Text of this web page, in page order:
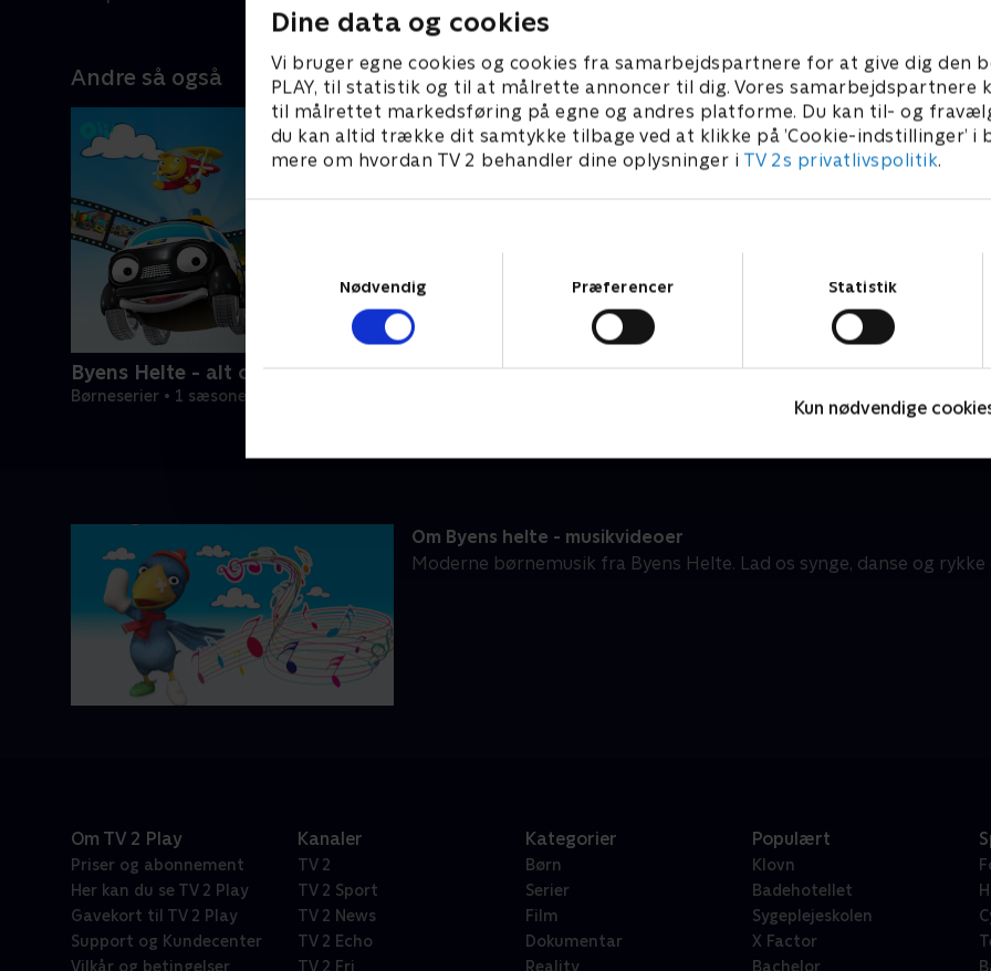
Dine data og cookies
Vi bruger egne cookies og cookies fra samarbejdspartnere for at give dig den
PLAY, til statistik og til at målrette annoncer til dig. Vores samarbejdspartnere
til målrettet markedsføring på egne og andres platforme. Du kan til- og
du kan altid trække dit samtykke tilbage ved at klikke på ’Cookie-indstillinger’ i
mere om hvordan TV 2 behandler dine oplysninger i TV 2s privatlivspolitik.
Nødvendig
Præferencer Statistik
Kun nødvendige
Andre så også
Byens Helte - alt om køretøjer
Børneserier • 1 sæsoner
Om Byens helte - musikvideoer
Moderne børnemusik fra Byens Helte. Lad os synge, danse og
Om TV 2 Play
Priser og abonnement
Her kan du se TV 2 Play
Gavekort til TV 2 Play
Support og Kundecenter
Vilkår og betingelser
Kanaler
TV 2
TV 2 Sport
TV 2 News
TV 2 Echo
TV 2 Fri
Kategorier
Børn
Serier
Film
Dokumentar
Reality
Populært
Klovn
Badehotellet
Sygeplejeskolen
X Factor
Bachelor